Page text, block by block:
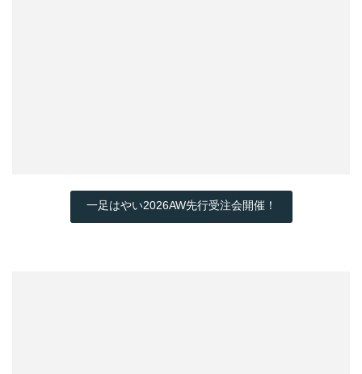
一足はやい2026AW先行受注会開催！